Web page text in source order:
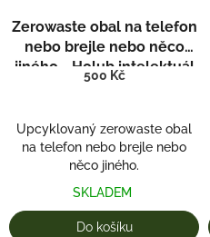
kZerowaste obal na telefon
nebo brejle nebo něco
jiného - Holub intelektuál
500 Kč
Upcyklovaný zerowaste obal
na telefon nebo brejle nebo
něco jiného.
SKLADEM
Do košíku